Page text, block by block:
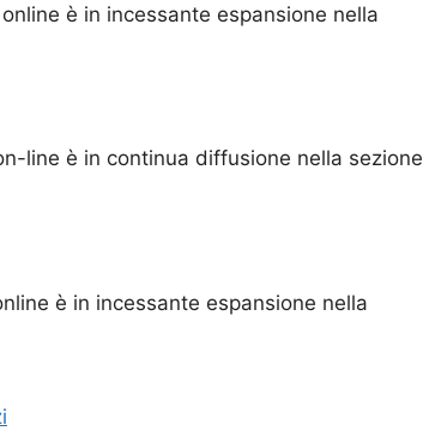
è in incessante espansione nella
line è in continua diffusione nella sezione
è in incessante espansione nella